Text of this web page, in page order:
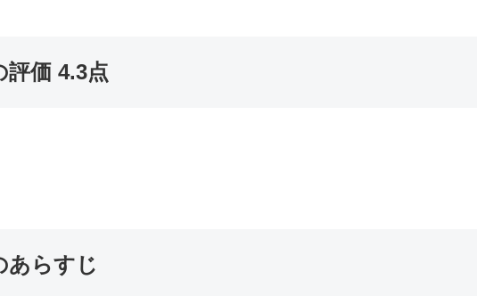
評価 4.3点
あらすじ